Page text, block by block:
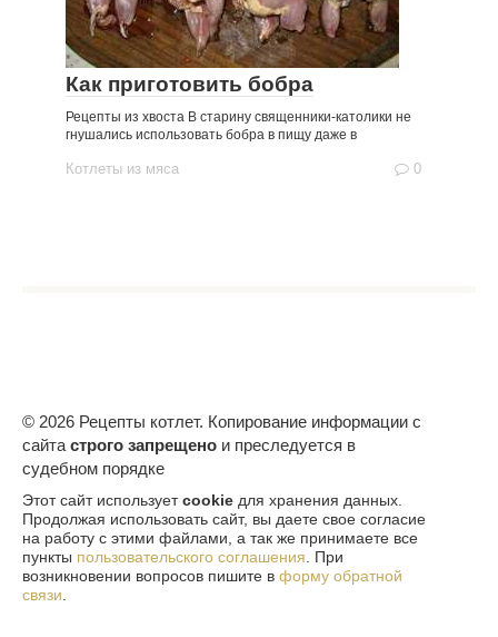
Как приготовить бобра
Рецепты из хвоста В старину священники-католики не
гнушались использовать бобра в пищу даже в
Котлеты из мяса 0
© 2026 Рецепты котлет. Копирование информации с
сайта строго запрещено и преследуется в
судебном порядке
Этот сайт использует cookie для хранения данных.
Продолжая использовать сайт, вы даете свое согласие
на работу с этими файлами, а так же принимаете все
пункты пользовательского соглашения. При
возникновении вопросов пишите в форму обратной
связи.